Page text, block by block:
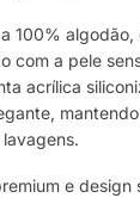
100% algodão,
com a pele
acrílica
e